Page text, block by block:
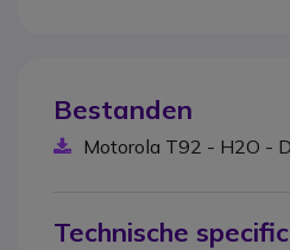
Bestanden
Motorola T92 - H2O -
Technische